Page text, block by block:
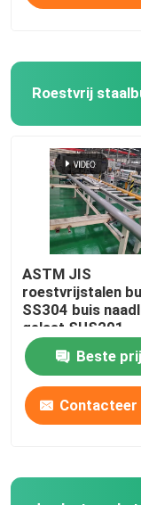
Roestvrij
ASTM JIS
roestvrijstalen
SS304 buis
gelast SUS201
SUS304L TP316
Beste
Contacteer